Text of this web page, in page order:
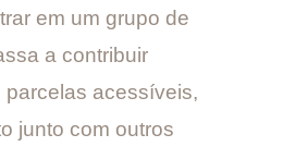
em um grupo de
a contribuir
acessíveis,
junto com outros